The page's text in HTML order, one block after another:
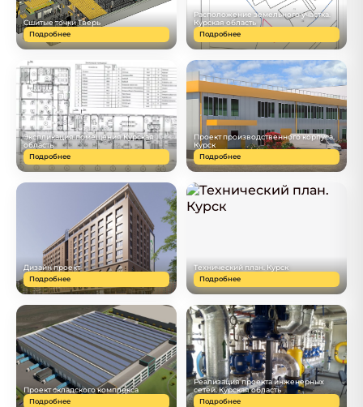
Сшитые точки Тверь
Подробнее
Расположение земельного участка.
Курская область
Подробнее
Экспликация помещения Курская
область
Подробнее
Проект производственного корпуса,
Курск
Подробнее
Дизайн проект
Подробнее
Технический план. Курск
Подробнее
Проект складского комплекса
Подробнее
Реализация проекта инженерных
сетей. Курская область
Подробнее